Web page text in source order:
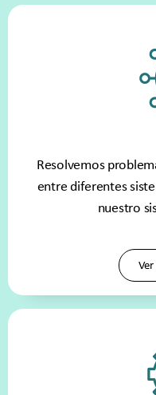
Resolvemos
entre diferentes
nuestro